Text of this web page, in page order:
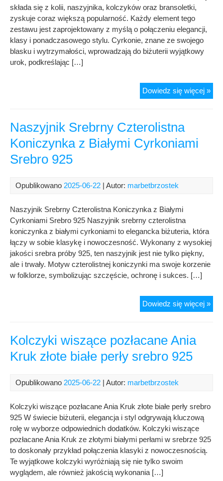
składa się z kolii, naszyjnika, kolczyków oraz bransoletki,
zyskuje coraz większą popularność. Każdy element tego
zestawu jest zaprojektowany z myślą o połączeniu elegancji,
klasy i ponadczasowego stylu. Cyrkonie, znane ze swojego
blasku i wytrzymałości, wprowadzają do biżuterii wyjątkowy
urok, podkreślając […]
Dowiedz się więcej »
Naszyjnik Srebrny Czterolistna
Koniczynka z Białymi Cyrkoniami
Srebro 925
Opublikowano 2025-06-22 | Autor: marbetbrzostek
Naszyjnik Srebrny Czterolistna Koniczynka z Białymi
Cyrkoniami Srebro 925 Naszyjnik srebrny czterolistna
koniczynka z białymi cyrkoniami to elegancka biżuteria, która
łączy w sobie klasykę i nowoczesność. Wykonany z wysokiej
jakości srebra próby 925, ten naszyjnik jest nie tylko piękny,
ale i trwały. Motyw czterolistnej koniczynki ma swoje korzenie
w folklorze, symbolizując szczęście, ochronę i sukces. […]
Dowiedz się więcej »
Kolczyki wiszące pozłacane Ania
Kruk złote białe perły srebro 925
Opublikowano 2025-06-22 | Autor: marbetbrzostek
Kolczyki wiszące pozłacane Ania Kruk złote białe perły srebro
925 W świecie biżuterii, elegancja i styl odgrywają kluczową
rolę w wyborze odpowiednich dodatków. Kolczyki wiszące
pozłacane Ania Kruk ze złotymi białymi perłami w srebrze 925
to doskonały przykład połączenia klasyki z nowoczesnością.
Te wyjątkowe kolczyki wyróżniają się nie tylko swoim
wyglądem, ale również jakością wykonania […]